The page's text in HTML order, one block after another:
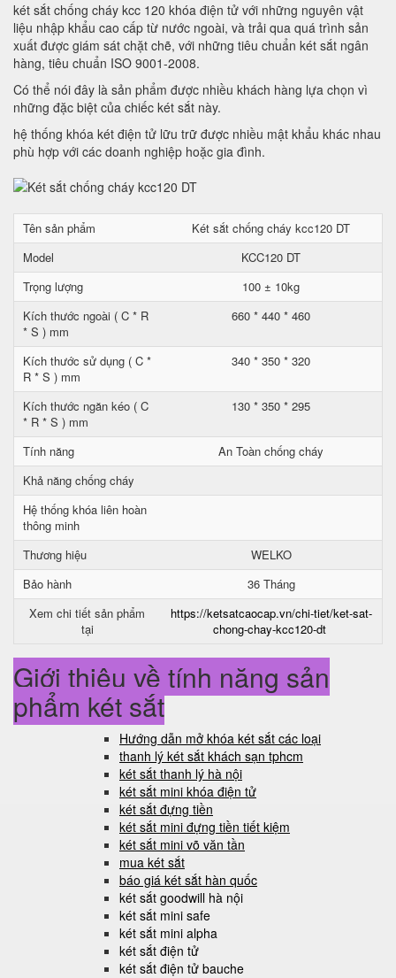
két sắt chống cháy kcc 120 khóa điện tử với những nguyên vật
liệu nhập khẩu cao cấp từ nước ngoài, và trải qua quá trình sản
xuất được giám sát chặt chẽ, với những tiêu chuẩn két sắt ngân
hàng, tiêu chuẩn ISO 9001-2008.
Có thể nói đây là sản phẩm được nhiều khách hàng lựa chọn vì
những đặc biệt của chiếc két sắt này.
hệ thống khóa két điện tử lữu trữ được nhiều mật khẩu khác nhau
phù hợp với các doanh nghiệp hoặc gia đình.
Tên sản phẩm
Két sắt chống cháy kcc120 DT
Model
KCC120 DT
Trọng lượng
100 ± 10kg
Kích thước ngoài ( C * R
* S ) mm
660 * 440 * 460
Kích thước sử dụng ( C *
R * S ) mm
340 * 350 * 320
Kích thước ngăn kéo ( C
* R * S ) mm
130 * 350 * 295
Tính năng
An Toàn chống cháy
Khả năng chống cháy
Hệ thống khóa liên hoàn
thông minh
Thương hiệu
WELKO
Bảo hành
36 Tháng
Xem chi tiết sản phẩm
tại
https://ketsatcaocap.vn/chi-tiet/ket-sat-
chong-chay-kcc120-dt
Giới thiệu về tính năng sản
phẩm két sắt
Hướng dẫn mở khóa két sắt các loại
thanh lý két sắt khách sạn tphcm
két sắt thanh lý hà nội
két sắt mini khóa điện tử
két sắt đựng tiền
két sắt mini đựng tiền tiết kiệm
két sắt mini võ văn tần
mua két sắt
báo giá két sắt hàn quốc
két sắt goodwill hà nội
két sắt mini safe
két sắt mini alpha
két sắt điện tử
két sắt điện tử bauche